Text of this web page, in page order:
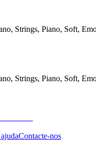
Strings, Piano, Soft,
Strings, Piano, Soft,
Contacte-nos